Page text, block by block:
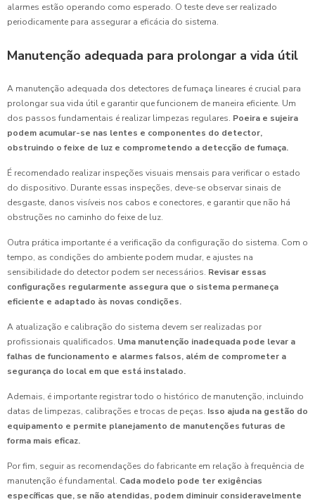
alarmes estão operando como esperado. O teste deve ser realizado
periodicamente para assegurar a eficácia do sistema.
Manutenção adequada para prolongar a vida útil
A manutenção adequada dos detectores de fumaça lineares é crucial para
prolongar sua vida útil e garantir que funcionem de maneira eficiente. Um
dos passos fundamentais é realizar limpezas regulares. Poeira e sujeira
podem acumular-se nas lentes e componentes do detector,
obstruindo o feixe de luz e comprometendo a detecção de fumaça.
É recomendado realizar inspeções visuais mensais para verificar o estado
do dispositivo. Durante essas inspeções, deve-se observar sinais de
desgaste, danos visíveis nos cabos e conectores, e garantir que não há
obstruções no caminho do feixe de luz.
Outra prática importante é a verificação da configuração do sistema. Com o
tempo, as condições do ambiente podem mudar, e ajustes na
sensibilidade do detector podem ser necessários. Revisar essas
configurações regularmente assegura que o sistema permaneça
eficiente e adaptado às novas condições.
A atualização e calibração do sistema devem ser realizadas por
profissionais qualificados. Uma manutenção inadequada pode levar a
falhas de funcionamento e alarmes falsos, além de comprometer a
segurança do local em que está instalado.
Ademais, é importante registrar todo o histórico de manutenção, incluindo
datas de limpezas, calibrações e trocas de peças. Isso ajuda na gestão do
equipamento e permite planejamento de manutenções futuras de
forma mais eficaz.
Por fim, seguir as recomendações do fabricante em relação à frequência de
manutenção é fundamental. Cada modelo pode ter exigências
específicas que, se não atendidas, podem diminuir consideravelmente